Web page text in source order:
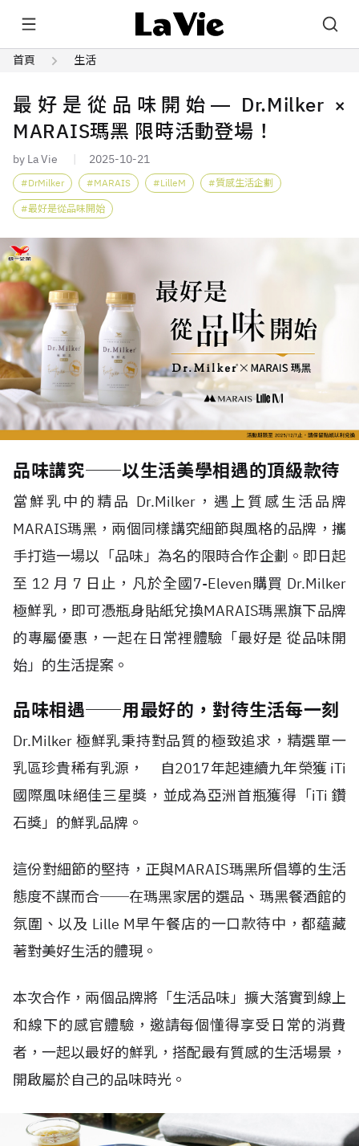
首頁 生活
最好是從品味開始― Dr.Milker ×
MARAIS瑪黑 限時活動登場！
by La Vie 2025-10-21
DrMilker MARAIS LilleM 質感生活企劃
最好是從品味開始
品味講究──以生活美學相遇的頂級款待
當鮮乳中的精品 Dr.Milker，遇上質感生活品牌
MARAIS瑪黑，兩個同樣講究細節與風格的品牌，攜
手打造一場以「品味」為名的限時合作企劃。即日起
至 12月 7 日止，凡於全國7-Eleven購買 Dr.Milker
極鮮乳，即可憑瓶身貼紙兌換MARAIS瑪黑旗下品牌
的專屬優惠，一起在日常裡體驗「最好是 從品味開
始」的生活提案。
品味相遇──用最好的，對待生活每一刻
Dr.Milker 極鮮乳秉持對品質的極致追求，精選單一
乳區珍貴稀有乳源，
自2017年起連續九年榮獲iTi
國際風味絕佳三星獎，並成為亞洲首瓶獲得「iTi鑽
石獎」的鮮乳品牌。
這份對細節的堅持，正與MARAIS瑪黑所倡導的生活
態度不謀而合──在瑪黑家居的選品、瑪黑餐酒館的
氛圍、以及 Lille M早午餐店的一口款待中，都蘊藏
著對美好生活的體現。
本次合作，兩個品牌將「生活品味」擴大落實到線上
和線下的感官體驗，邀請每個懂得享受日常的消費
者，一起以最好的鮮乳，搭配最有質感的生活場景，
開啟屬於自己的品味時光。